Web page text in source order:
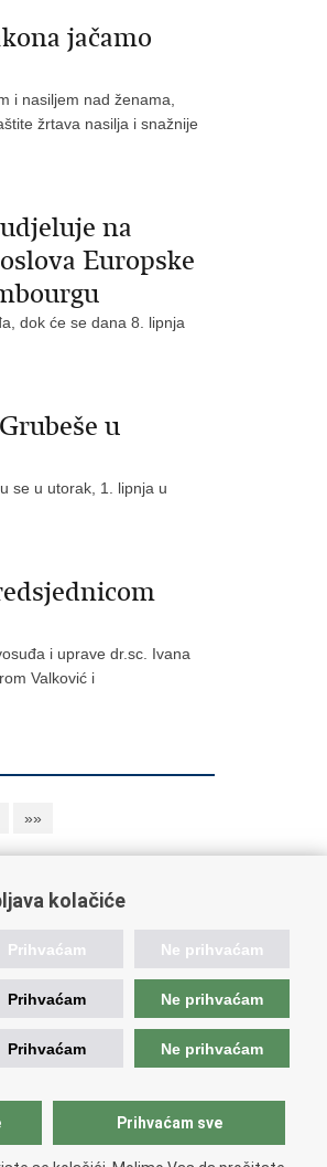
jačamo
i nasiljem nad ženama,
žrtava nasilja i snažnije
na
Europske
dok će se dana 8. lipnja
u
se u utorak, 1. lipnja u
i uprave dr.sc. Ivana
Valković i
»»
sustava
i organiziranog kriminaliteta
kolačiće
Prihvaćam Ne prihvaćam
Prihvaćam Ne prihvaćam
Prihvaćam Ne prihvaćam
Prihvaćam sve